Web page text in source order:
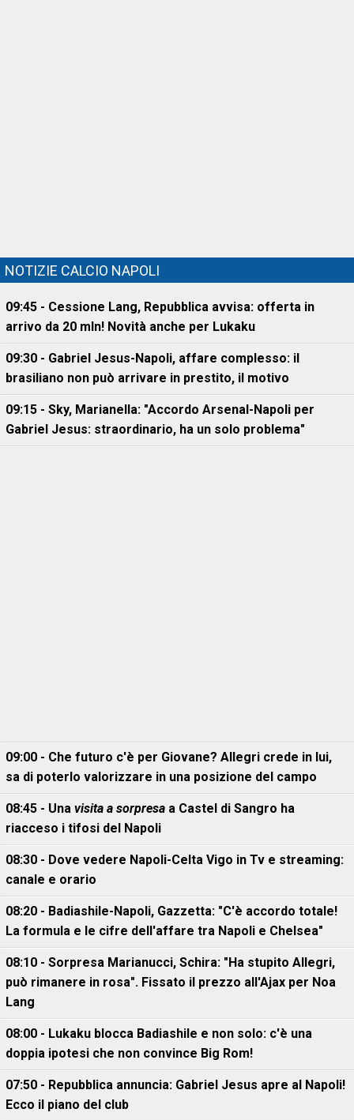
NOTIZIE CALCIO NAPOLI
09:45 - Cessione Lang, Repubblica avvisa: offerta in
arrivo da 20 mln! Novità anche per Lukaku
09:30 - Gabriel Jesus-Napoli, affare complesso: il
brasiliano non può arrivare in prestito, il motivo
09:15 - Sky, Marianella: "Accordo Arsenal-Napoli per
Gabriel Jesus: straordinario, ha un solo problema"
09:00 - Che futuro c'è per Giovane? Allegri crede in lui,
sa di poterlo valorizzare in una posizione del campo
08:45 - Una visita a sorpresa a Castel di Sangro ha
riacceso i tifosi del Napoli
08:30 - Dove vedere Napoli-Celta Vigo in Tv e streaming:
canale e orario
08:20 - Badiashile-Napoli, Gazzetta: "C'è accordo totale!
La formula e le cifre dell'affare tra Napoli e Chelsea"
08:10 - Sorpresa Marianucci, Schira: "Ha stupito Allegri,
può rimanere in rosa". Fissato il prezzo all'Ajax per Noa
Lang
08:00 - Lukaku blocca Badiashile e non solo: c'è una
doppia ipotesi che non convince Big Rom!
07:50 - Repubblica annuncia: Gabriel Jesus apre al Napoli!
Ecco il piano del club